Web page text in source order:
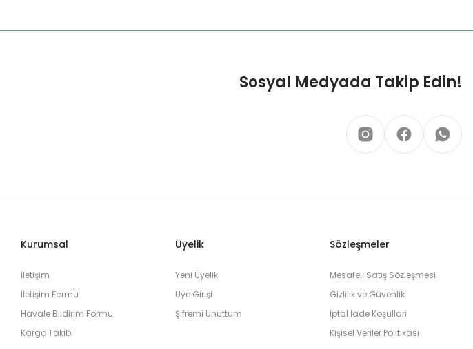
Sosyal Medyada Takip Edin!
Kurumsal
İletişim
İletişim Formu
Havale Bildirim Formu
Kargo Takibi
Üyelik
Yeni Üyelik
Üye Girişi
Şifremi Unuttum
Sözleşmeler
Mesafeli Satış Sözleşmesi
Gizlilik ve Güvenlik
İptal İade Koşullari
Kişisel Veriler Politikası